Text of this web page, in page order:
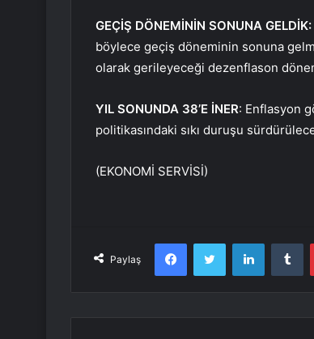
GEÇİŞ DÖNEMİNİN SONUNA GELDİK:
böylece geçiş döneminin sonuna
olarak gerileyeceği dezenflason
YIL SONUNDA 38’E İNER: Enflasyon
politikasındaki sıkı duruşu
(EKONOMİ SERVİSİ)
Paylaş
FacebookTwitter LinkedIn